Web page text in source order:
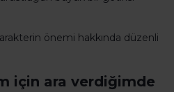
önemi hakkında düzenli
için ara verdiğimde